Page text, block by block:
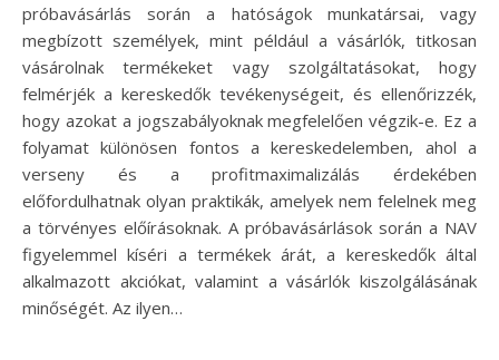
próbavásárlás során a hatóságok munkatársai, vagy
megbízott személyek, mint például a vásárlók, titkosan
vásárolnak termékeket vagy szolgáltatásokat, hogy
felmérjék a kereskedők tevékenységeit, és ellenőrizzék,
hogy azokat a jogszabályoknak megfelelően végzik-e. Ez a
folyamat különösen fontos a kereskedelemben, ahol a
verseny és a profitmaximalizálás érdekében
előfordulhatnak olyan praktikák, amelyek nem felelnek meg
a törvényes előírásoknak. A próbavásárlások során a NAV
figyelemmel kíséri a termékek árát, a kereskedők által
alkalmazott akciókat, valamint a vásárlók kiszolgálásának
minőségét. Az ilyen…